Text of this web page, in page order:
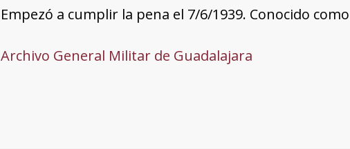
Empezó a cumplir la pena el 7/6/1939. Conocido
Archivo General Militar de Guadalajara